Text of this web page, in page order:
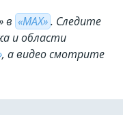
в «МАХ». Cледите
и области
, а видео смотрите